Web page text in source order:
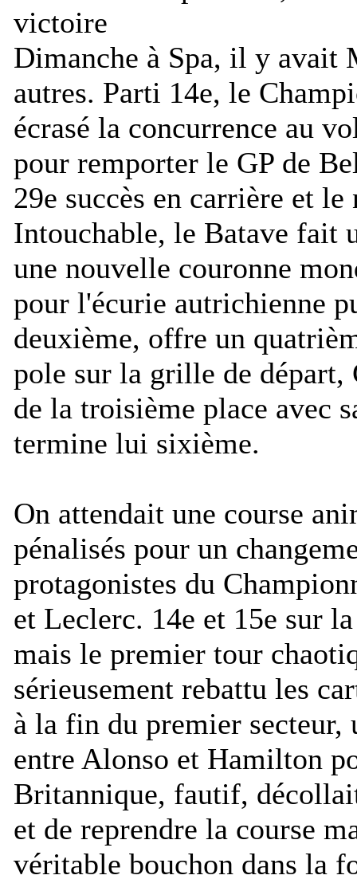
Dimanche à Spa, il y avait
autres. Parti 14e, le
écrasé la concurrence au
pour remporter le GP de
29e succès en carrière et
Intouchable, le Batave fait
une nouvelle couronne
pour l'écurie autrichienne
deuxième, offre un
pole sur la grille de départ,
de la troisième place avec
termine lui sixième.
On attendait une course
pénalisés pour un
protagonistes du
et Leclerc. 14e et 15e sur
mais le premier tour
sérieusement rebattu les
à la fin du premier secteur,
entre Alonso et Hamilton
Britannique, fautif,
et de reprendre la course
véritable bouchon dans la